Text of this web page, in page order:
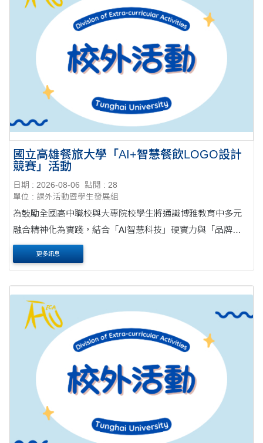
國立高雄餐旅大學「AI+智慧餐飲LOGO設計
競賽」活動
日期 : 2026-08-06
點閱 : 28
單位 : 課外活動暨學生發展組
為鼓勵全國高中職校與大專院校學生將通識博雅教育中多元
融合精神化為實踐，結合「AI智慧科技」硬實力與「品牌視
覺傳達」軟實力，深化跨域應用能力，特舉辦本競賽。 作品
徵件截止日：即日起至115年8月31日(星期....
更多訊息